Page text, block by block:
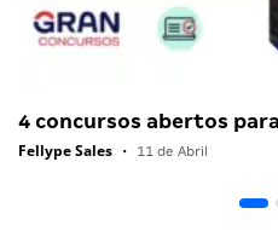
4 concursos abertos
Fellype Sales • 11 de Abril